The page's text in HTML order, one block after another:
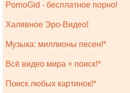
PornoGid - бесплатное порно!
Халявное Эро-Видео!
Музыка: миллионы песен!*
Всё видео мира + поиск!*
Поиск любых картинок!*